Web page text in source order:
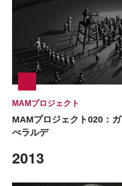
MAMプロジェクト
MAMプロジェクト020：
べラルデ
2013